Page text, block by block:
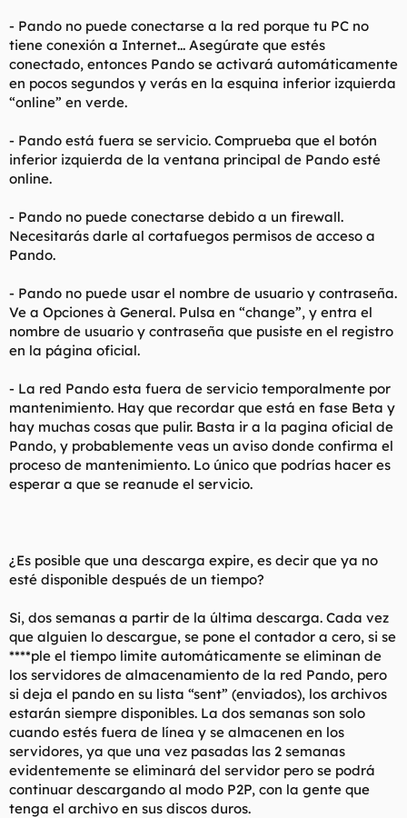
- Pando no puede conectarse a la red porque tu PC no
tiene conexión a Internet... Asegúrate que estés
conectado, entonces Pando se activará automáticamente
en pocos segundos y verás en la esquina inferior izquierda
“online” en verde.
- Pando está fuera se servicio. Comprueba que el botón
inferior izquierda de la ventana principal de Pando esté
online.
- Pando no puede conectarse debido a un firewall.
Necesitarás darle al cortafuegos permisos de acceso a
Pando.
- Pando no puede usar el nombre de usuario y contraseña.
Ve a Opciones à General. Pulsa en “change”, y entra el
nombre de usuario y contraseña que pusiste en el registro
en la página oficial.
- La red Pando esta fuera de servicio temporalmente por
mantenimiento. Hay que recordar que está en fase Beta y
hay muchas cosas que pulir. Basta ir a la pagina oficial de
Pando, y probablemente veas un aviso donde confirma el
proceso de mantenimiento. Lo único que podrías hacer es
esperar a que se reanude el servicio.
¿Es posible que una descarga expire, es decir que ya no
esté disponible después de un tiempo?
Si, dos semanas a partir de la última descarga. Cada vez
que alguien lo descargue, se pone el contador a cero, si se
****ple el tiempo limite automáticamente se eliminan de
los servidores de almacenamiento de la red Pando, pero
si deja el pando en su lista “sent” (enviados), los archivos
estarán siempre disponibles. La dos semanas son solo
cuando estés fuera de línea y se almacenen en los
servidores, ya que una vez pasadas las 2 semanas
evidentemente se eliminará del servidor pero se podrá
continuar descargando al modo P2P, con la gente que
tenga el archivo en sus discos duros.